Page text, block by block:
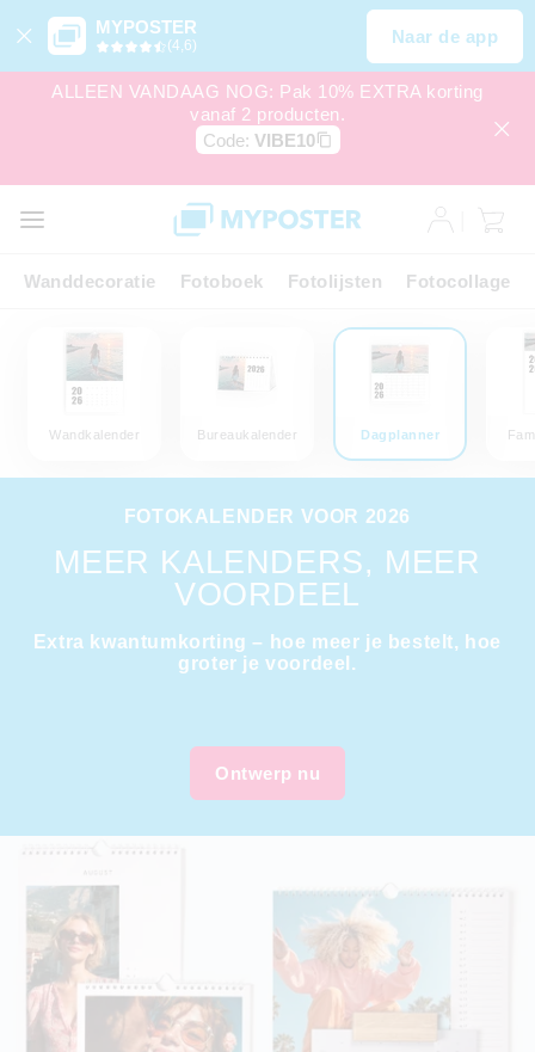
MYPOSTER
(4,6) Naar de app
ALLEEN VANDAAG NOG: Pak 10% EXTRA korting
vanaf 2 producten.
Code: VIBE10
Wanddecoratie Fotoboek Fotolijsten Fotocollage
Wandkalender Bureaukalender Dagplanner
FOTOKALENDER VOOR 2026
MEER KALENDERS, MEER
VOORDEEL
Extra kwantumkorting – hoe meer je bestelt, hoe
groter je voordeel.
Ontwerp nu